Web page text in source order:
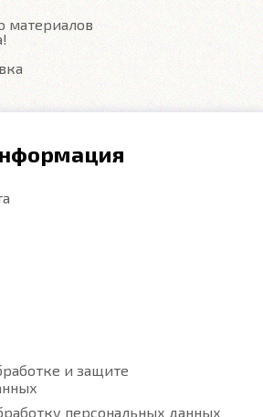
материалов
и защите
персональных данных